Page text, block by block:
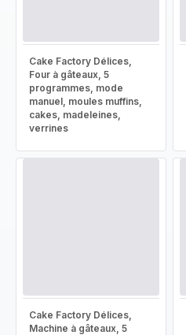
Cake Factory Délices,
Four à gâteaux, 5
programmes, mode
manuel, moules muffins,
cakes, madeleines,
verrines
Cake Factory Délices,
Machine à gâteaux, 5